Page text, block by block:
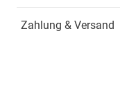
Fachdisziplin
Zahlung & Versand